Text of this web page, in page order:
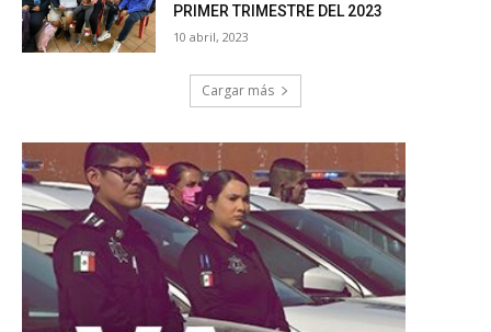
PRIMER TRIMESTRE DEL 2023
10 abril, 2023
Cargar más